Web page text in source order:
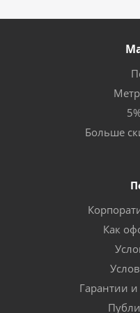
Больше
Как
Гарантии